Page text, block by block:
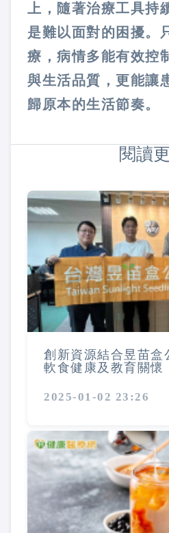
上，隨著治療工具持
是難以面對的困擾。
療，病情多能有效控
與生活品質，更能讓
歸原本的生活節奏。
閱讀
創新資源結合昱苗
軟食健康及教育關懷
2025-01-02 23:26